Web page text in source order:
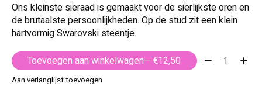
Ons kleinste sieraad is gemaakt voor de sierlijkste oren en
de brutaalste persoonlijkheden. Op de stud zit een klein
hartvormig Swarovski steentje.
Toevoegen aan winkelwagen
— €12,50 Aantal:
Aan verlanglijst toevoegen